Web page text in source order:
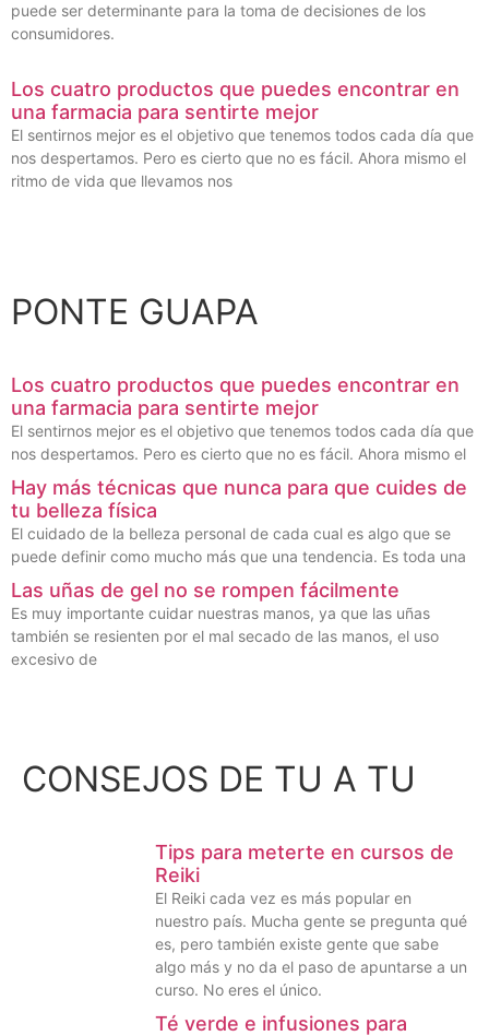
puede ser determinante para la toma de decisiones de los
consumidores.
Los cuatro productos que puedes encontrar en
una farmacia para sentirte mejor
El sentirnos mejor es el objetivo que tenemos todos cada día que
nos despertamos. Pero es cierto que no es fácil. Ahora mismo el
ritmo de vida que llevamos nos
PONTE GUAPA
Los cuatro productos que puedes encontrar en
una farmacia para sentirte mejor
El sentirnos mejor es el objetivo que tenemos todos cada día que
nos despertamos. Pero es cierto que no es fácil. Ahora mismo el
Hay más técnicas que nunca para que cuides de
tu belleza física
El cuidado de la belleza personal de cada cual es algo que se
puede definir como mucho más que una tendencia. Es toda una
Las uñas de gel no se rompen fácilmente
Es muy importante cuidar nuestras manos, ya que las uñas
también se resienten por el mal secado de las manos, el uso
excesivo de
CONSEJOS DE TU A TU
Tips para meterte en cursos de
Reiki
El Reiki cada vez es más popular en
nuestro país. Mucha gente se pregunta qué
es, pero también existe gente que sabe
algo más y no da el paso de apuntarse a un
curso. No eres el único.
Té verde e infusiones para